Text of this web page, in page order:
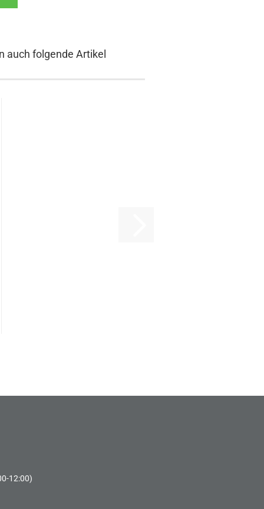
auch folgende Artikel
12:00)